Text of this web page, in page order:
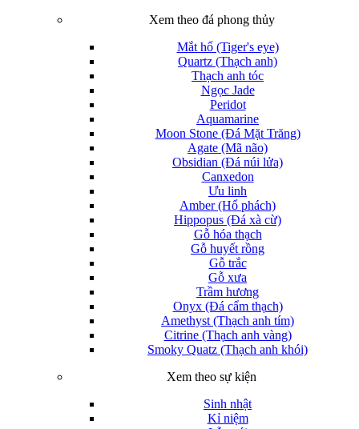
Xem theo đá phong thủy
Mắt hổ (Tiger's eye)
Quartz (Thạch anh)
Thạch anh tóc
Ngọc Jade
Peridot
Aquamarine
Moon Stone (Đá Mặt Trăng)
Agate (Mã não)
Obsidian (Đá núi lửa)
Canxedon
Ưu linh
Amber (Hổ phách)
Hippopus (Đá xà cừ)
Gỗ hóa thạch
Gỗ huyết rồng
Gỗ trắc
Gỗ xưa
Trầm hương
Onyx (Đá cẩm thạch)
Amethyst (Thạch anh tím)
Citrine (Thạch anh vàng)
Smoky Quatz (Thạch anh khói)
Xem theo sự kiện
Sinh nhật
Kỉ niệm